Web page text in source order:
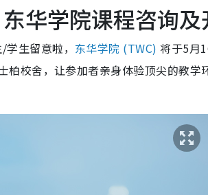
华学院课程咨询
生留意啦， 东华学院 (TWC) 将于5月
校舍，让参加者亲身体验顶尖的教学